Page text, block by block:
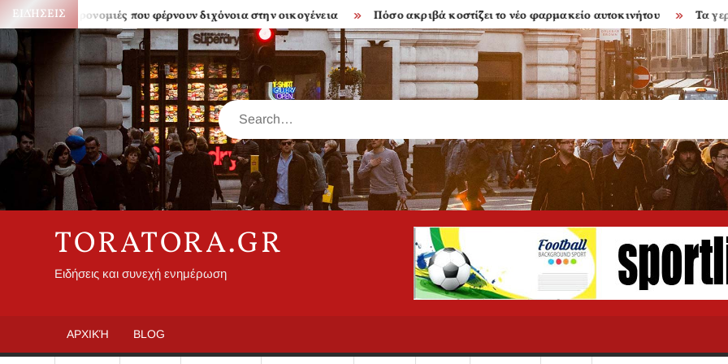
Skip
to
content
ΕΙΔΉΣΕΙΣ
Κληρονομιές που φέρνουν διχόνοια στην οικογένεια Πόσο ακριβά κοστίζει το νέο φαρμακείο αυτοκινήτου Τα
Search
TORATORA.GR
Ειδήσεις και συνεχή ενημέρωση
ΑΡΧΙΚΉ BLOG